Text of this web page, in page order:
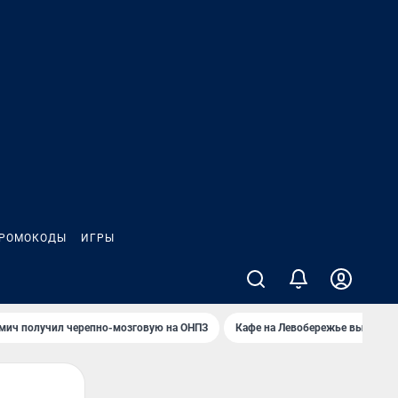
ИГРЫ
получил черепно-мозговую на ОНПЗ Кафе на Левобережье